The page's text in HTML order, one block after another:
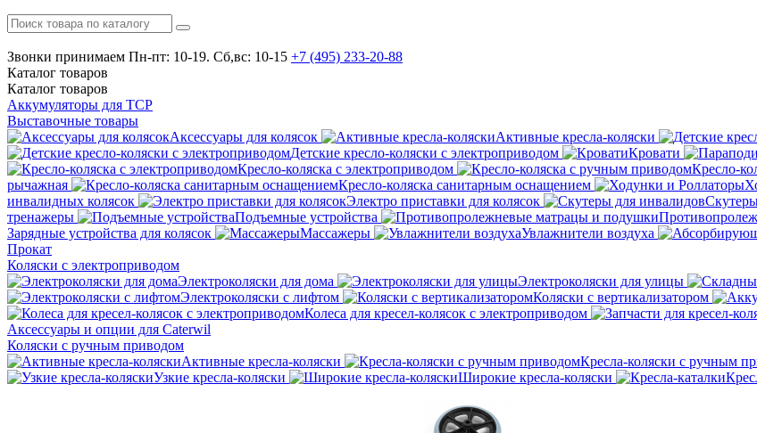
Звонки принимаем Пн-пт: 10-19. Сб,вс: 10-15 +7 (495) 233-20-88
Каталог товаров
Каталог товаров
Аккумуляторы для ТСР
Выставочные товары
Аксессуары для колясок
Активные кресла-коляски
Детские кресло-коляски с электроприводом
Кровати
Кресло-коляска с электроприводом
Кресло-
рычажная
Кресло-коляска санитарным оснащением
инвалидных колясок
Электро приставки для колясок
тренажеры
Подъемные устройства
Зарядные устройства для колясок
Массажеры Увлажнители воздуха
Прокат
Коляски с электроприводом
Электроколяски для дома
Электроколяски для улицы
Электроколяски с лифтом
Коляски с вертикализатором
Колеса для кресел-колясок с электроприводом
Аксессуары и опции для Caterwil
Коляски с ручным приводом
Активные кресла-коляски
Кресла-коляски с ручным
Узкие кресла-коляски
Широкие кресла-коляски